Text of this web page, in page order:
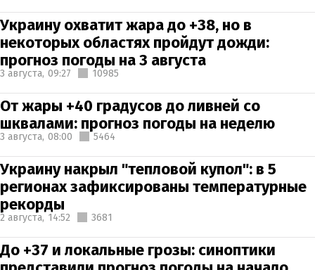
Украину охватит жара до +38, но в
некоторых областях пройдут дожди:
прогноз погоды на 3 августа
3 августа, 09:27 10985
От жары +40 градусов до ливней со
шквалами: прогноз погоды на неделю
3 августа, 08:00 5464
Украину накрыл "тепловой купол": в 5
регионах зафиксированы температурные
рекорды
2 августа, 14:52 3681
До +37 и локальные грозы: синоптики